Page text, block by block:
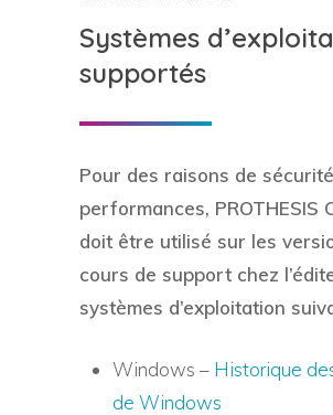
Systèmes
supportés
Pour des raisons de
performances, PROTHESIS
doit être utilisé sur les
cours de support chez
systèmes d’exploitation
Windows – Historique
de Windows